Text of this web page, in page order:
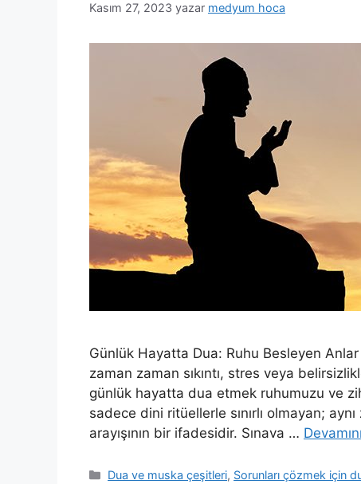
Kasım 27, 2023 yazar medyum hoca
Günlük Hayatta Dua: Ruhu Besleyen
zaman zaman sıkıntı, stres veya
günlük hayatta dua etmek ruhumuzu ve
sadece dini ritüellerle sınırlı olmayan;
arayışının bir ifadesidir. Sınava …
Dua ve muska çeşitleri, Sorunları çözmek için